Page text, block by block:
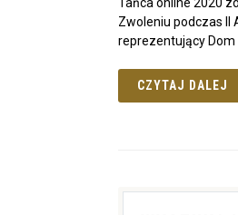
Zwoleniu podczas II
reprezentujący Dom
CZYTAJ DALEJ